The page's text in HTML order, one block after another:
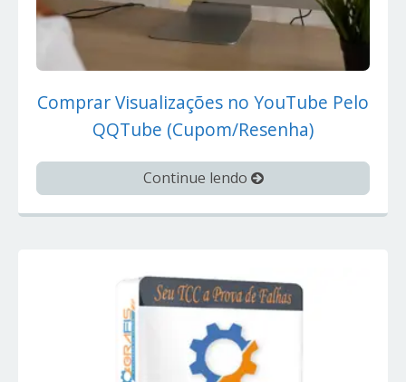
Comprar Visualizações no YouTube Pelo
QQTube (Cupom/Resenha)
Continue lendo